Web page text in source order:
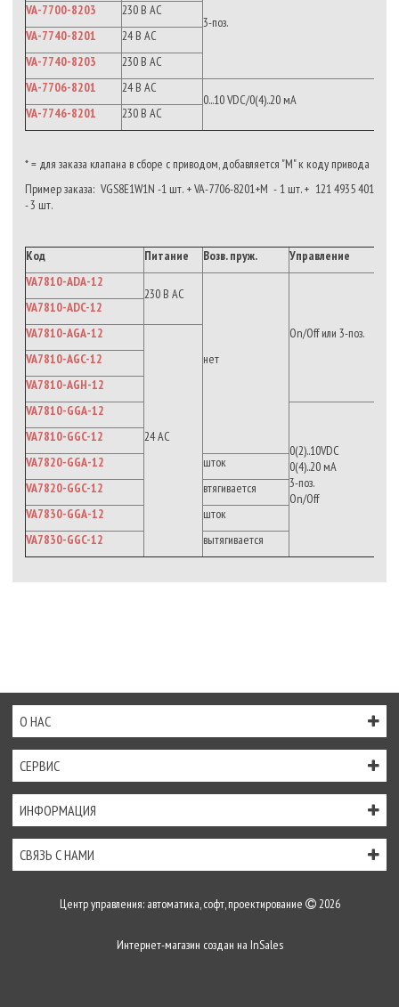
3-поз.
VA-7700-8203
230 В АС
VA-7740-8201
24 В AC
VA-7740-8203
230 В АС
VA-7706-8201
24 В AC
0...10 VDC/0(4)..20 мА
VA-7746-8201
230 В АС
* = для заказа клапана в сборе с приводом, добавляется "М" к коду привода
Пример заказа: VGS8E1W1N -1 шт. + VA-7706-8201+M - 1 шт. + 121 4935 401
- 3 шт.
Код Питание Возв. пруж.
Управление
VA7810-ADA-12
230 В АС
нет
On/Off или 3-поз.
VA7810-ADC-12
VA7810-AGA-12
24 АС
VA7810-AGC-12
VA7810-AGH-12
VA7810-GGA-12
0(2)..10VDC
0(4)..20 мА
3-поз.
On/Off
VA7810-GGC-12
VA7820-GGA-12
шток
VA7820-GGC-12
втягивается
VA7830-GGA-12
шток
VA7830-GGC-12
вытягивается
О НАС
СЕРВИС
ИНФОРМАЦИЯ
СВЯЗЬ С НАМИ
Центр управления: автоматика, софт, проектирование 2026
Интернет-магазин создан на InSales